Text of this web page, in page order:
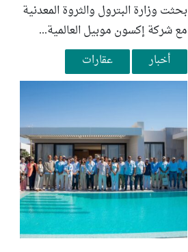
بحثت وزارة البترول والثروة المعدنية
مع شركة إكسون موبيل العالمية...
أخبار عقارات